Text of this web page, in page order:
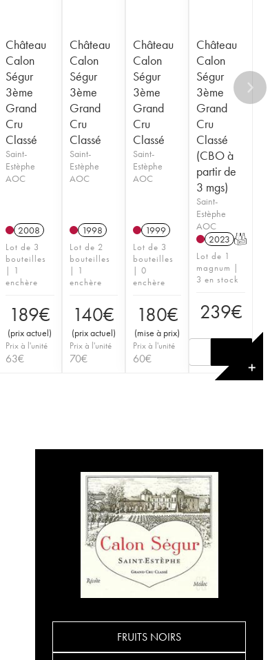
Château
Calon
Ségur
3ème
Grand
Cru
Classé
Saint-
Estèphe
AOC
2008
Lot de 3
bouteilles
| 1
enchère
189€
(prix actuel)
Prix à l'unité
63€
Château
Calon
Ségur
3ème
Grand
Cru
Classé
Saint-
Estèphe
AOC
1998
Lot de 2
bouteilles
| 1
enchère
140€
(prix actuel)
Prix à l'unité
70€
Château
Calon
Ségur
3ème
Grand
Cru
Classé
Saint-
Estèphe
AOC
1999
Lot de 3
bouteilles
| 0
enchère
180€
(mise à prix)
Prix à l'unité
60€
Château
Calon
Ségur
3ème
Grand
Cru
Classé
(CBO à
partir de
3 mgs)
Saint-
Estèphe
AOC
2023 T
Lot de 1
magnum |
3 en stock
239€
✕
FRUITS NOIRS